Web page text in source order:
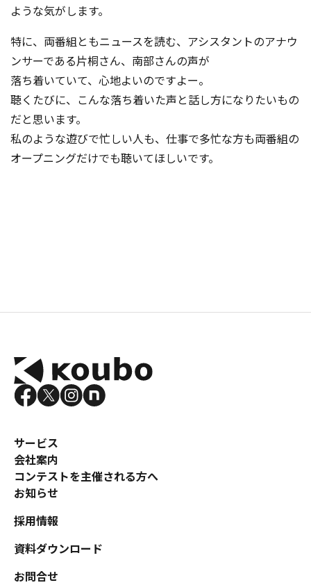
ような気がします。
特に、両番組ともニュースを読む、アシスタントのアナウ
ンサーである片桐さん、南部さんの声が
落ち着いていて、心地よいのですよー。
聴くたびに、こんな落ち着いた声と話し方になりたいもの
だと思います。
私のような遊びで忙しい人も、仕事で多忙な方も両番組の
オープニングだけでも聴いてほしいです。
サービス
会社案内
コンテストを主催される方へ
お知らせ
採用情報
資料ダウンロード
お問合せ